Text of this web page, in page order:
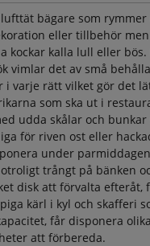
bägare som rymmer
eller tillbehör
kockar kalla lull eller
vimlar det av små
i varje rätt vilket gör det
som ska ut i
udda skålar och
för riven ost eller
under
trångt på bänken
disk att förvalta efteråt,
kärl i kyl och skafferi
får disponera
att förbereda.